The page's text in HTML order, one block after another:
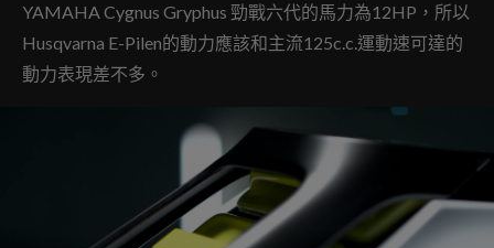
YAMAHA Cygnus Gryphus 勁戰六代的馬力為12HP，所以
Husqvarna E-Pilen的動力應該和主流125c.c.運動速可達的
動力表現差不多。